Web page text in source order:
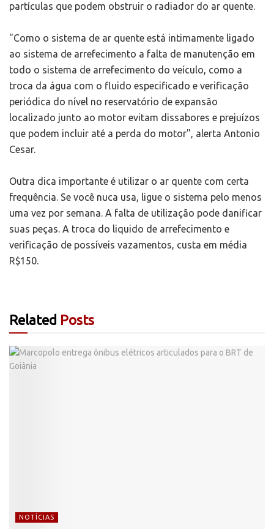
partículas que podem obstruir o radiador do ar quente.
"Como o sistema de ar quente está intimamente ligado
ao sistema de arrefecimento a falta de manutenção em
todo o sistema de arrefecimento do veículo, como a
troca da água com o fluido especificado e verificação
periódica do nível no reservatório de expansão
localizado junto ao motor evitam dissabores e prejuízos
que podem incluir até a perda do motor", alerta Antonio
Cesar.
Outra dica importante é utilizar o ar quente com certa
frequência. Se você nuca usa, ligue o sistema pelo menos
uma vez por semana. A falta de utilização pode danificar
suas peças. A troca do liquido de arrefecimento e
verificação de possíveis vazamentos, custa em média
R$150.
Related Posts
NOTÍCIAS